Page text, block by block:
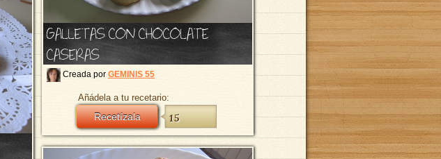
GALLETAS CON CHOCOLATE
CASERAS
Creada por GEMINIS 55
Añádela a tu recetario:
Recetízala 15